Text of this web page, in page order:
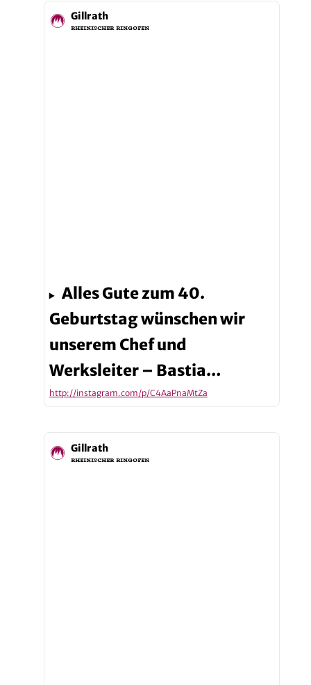
Alles Gute zum 40.
Geburtstag wünschen wir
unserem Chef und
Werksleiter – Bastia…
http://instagram.com/p/C4AaPnaMtZa